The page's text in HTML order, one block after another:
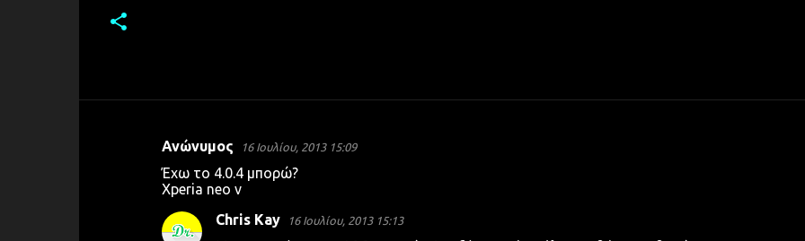
Ανώνυμος 16 Ιουλίου, 2013 15:09
Έχω το 4.0.4 μπορώ?
Xperia neo v
Chris Kay 16 Ιουλίου, 2013 15:13